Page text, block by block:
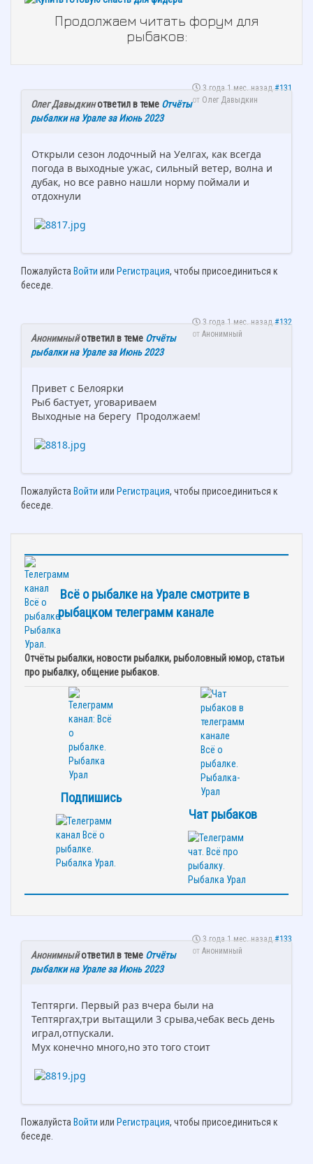
Продолжаем читать форум для
рыбаков:
3 года 1 мес. назад #131
от Олег Давыдкин
Олег Давыдкинответил в теме Отчёты
рыбалки на Урале за Июнь 2023
Открыли сезон лодочный на Уелгах, как всегда
погода в выходные ужас, сильный ветер, волна и
дубак, но все равно нашли норму поймали и
отдохнули
Пожалуйста Войти или Регистрация, чтобы присоединиться к
беседе.
3 года 1 мес. назад #132
отАнонимный
Анонимныйответил в теме Отчёты
рыбалки на Урале за Июнь 2023
Привет с Белоярки
Рыб бастует, уговариваем
Выходные на берегу Продолжаем!
Пожалуйста Войти или Регистрация, чтобы присоединиться к
беседе.
Всё о рыбалке на Урале смотрите в
рыбацком телеграмм канале
Отчёты рыбалки, новости рыбалки, рыболовный юмор, статьи
про рыбалку, общение рыбаков.
Подпишись
Чат рыбаков
3 года 1 мес. назад #133
отАнонимный
Анонимныйответил в теме Отчёты
рыбалки на Урале за Июнь 2023
Тептярги. Первый раз вчера были на
Тептяргах,три вытащили 3 срыва,чебак весь день
играл,отпускали.
Мух конечно много,но это того стоит
Пожалуйста Войти или Регистрация, чтобы присоединиться к
беседе.